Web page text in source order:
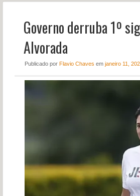
Governo derruba 1º
Alvorada
Publicado por Flavio Chaves em janeiro 11,